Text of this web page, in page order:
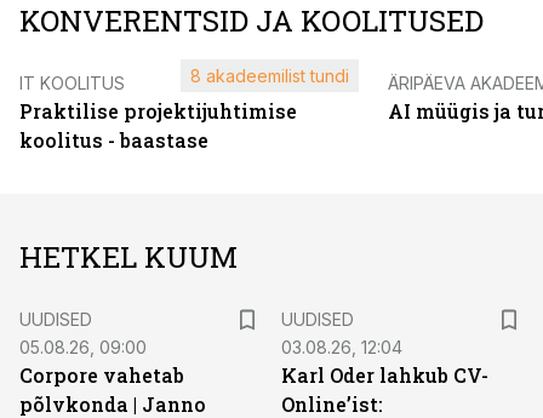
KONVERENTSID JA KOOLITUSED
IT KOOLITUS
Praktilise projektijuhtimise
koolitus - baastase
8 akadeemilist tundi ÄRIPÄEVA
AI müügis ja
HETKEL KUUM
UUDISED
05.08.26, 09:00
Corpore vahetab
põlvkonda | Janno
UUDISED
03.08.26, 12:04
Karl Oder lahkub CV-
Online’ist: